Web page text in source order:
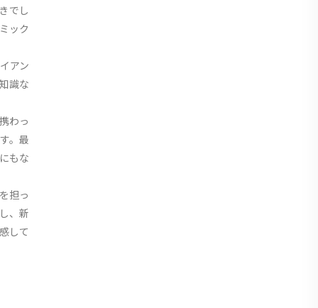
でし
ック
アン
識な
わっ
。最
もな
担っ
、新
して